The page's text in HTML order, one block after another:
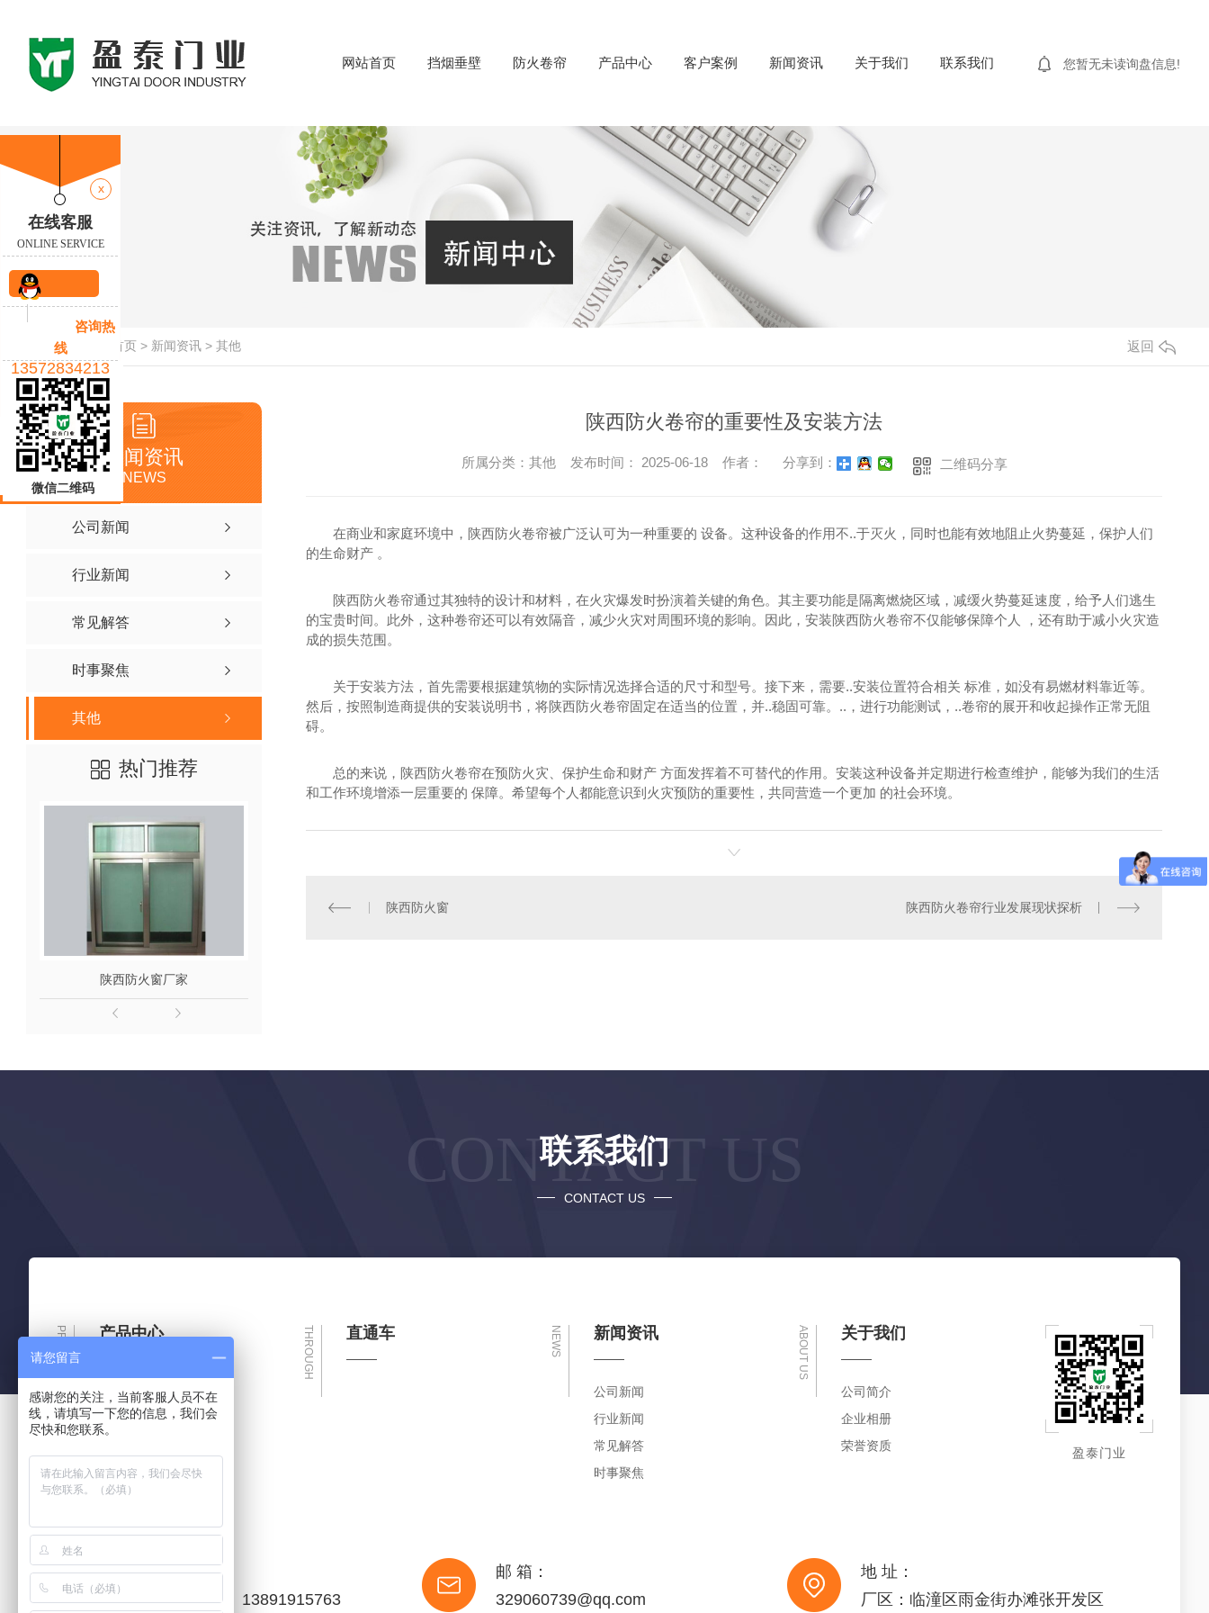
您暂无未读询盘信息!
网站首页 挡烟垂壁 防火卷帘 产品中心 客户案例 新闻资讯 关于我们 联系我们
当前位置： 首页 > 新闻资讯 > 其他 返回
新闻资讯
NEWS
公司新闻
行业新闻
常见解答
时事聚焦
其他
热门推荐
陕西防火窗厂家
陕西防火卷帘的重要性及安装方法
所属分类：其他 发布时间： 2025-06-18 作者： 分享到： 二维码分享
在商业和家庭环境中，陕西防火卷帘被广泛认可为一种重要的 设备。这种设备的作用不..于灭火，同时也能有效地阻止火势蔓延，保护人们
的生命财产 。
陕西防火卷帘通过其独特的设计和材料，在火灾爆发时扮演着关键的角色。其主要功能是隔离燃烧区域，减缓火势蔓延速度，给予人们逃生
的宝贵时间。此外，这种卷帘还可以有效隔音，减少火灾对周围环境的影响。因此，安装陕西防火卷帘不仅能够保障个人 ，还有助于减小火灾造
成的损失范围。
关于安装方法，首先需要根据建筑物的实际情况选择合适的尺寸和型号。接下来，需要..安装位置符合相关 标准，如没有易燃材料靠近等。
然后，按照制造商提供的安装说明书，将陕西防火卷帘固定在适当的位置，并..稳固可靠。..，进行功能测试，..卷帘的展开和收起操作正常无阻
碍。
总的来说，陕西防火卷帘在预防火灾、保护生命和财产 方面发挥着不可替代的作用。安装这种设备并定期进行检查维护，能够为我们的生活
和工作环境增添一层重要的 保障。希望每个人都能意识到火灾预防的重要性，共同营造一个更加 的社会环境。
陕西防火窗 陕西防火卷帘行业发展现状探析
请您留言
感谢您的关注，当前客服人员不在
线，请填写一下您的信息，我们会
尽快和您联系。
CONTACT US
联系我们
CONTACT US
产品中心
PRODUCT
挡烟垂壁
防火卷帘
防火窗
直通车
THROUGH 新闻资讯
NEWS
公司新闻
行业新闻
常见解答
时事聚焦
关于我们
ABOUT US
公司简介
企业相册
荣誉资质
盈泰门业
电 话：
13572834213 13891915763
邮 箱：
329060739@qq.com
地 址：
厂区：临潼区雨金街办滩张开发区
x
在线客服
ONLINE SERVICE
咨询热
线
13572834213
微信二维码